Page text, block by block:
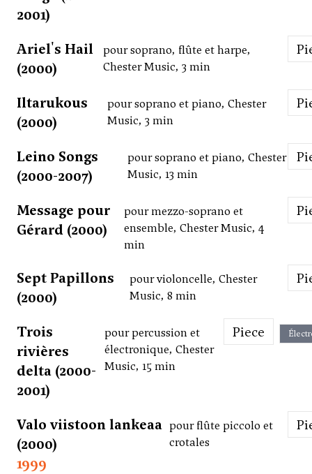
2001)
Ariel's Hail
(2000)
pour soprano, flûte et harpe,
Chester Music, 3 min
Iltarukous
(2000)
pour soprano et piano, Chester
Music, 3 min
Leino Songs
(2000-2007)
pour soprano et piano, Chester
Music, 13 min
Message pour
Gérard (2000)
pour mezzo-soprano et
ensemble, Chester Music, 4
min
Sept Papillons
(2000)
pour violoncelle, Chester
Music, 8 min
Trois
rivières
delta (2000-
2001)
pour percussion et
électronique, Chester
Music, 15 min
Piece
Valo viistoon lankeaa
(2000)
pour flûte piccolo et
crotales
1999